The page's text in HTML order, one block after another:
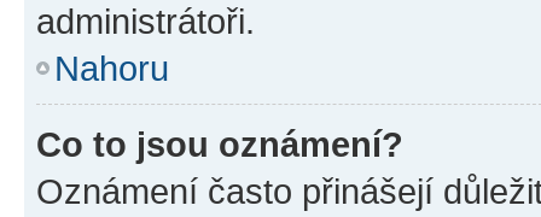
administrátoři.
Nahoru
Co to jsou oznámení?
Oznámení často přinášejí